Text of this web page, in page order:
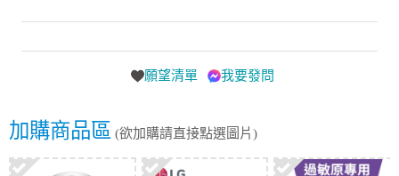
願望清單 我要發問
加購商品區 (欲加購請直接點選圖片)